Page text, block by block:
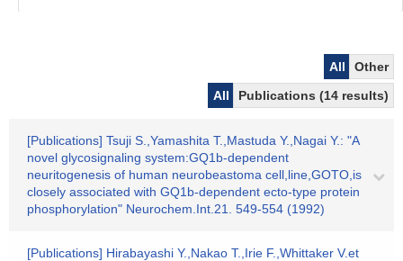
All
Other
All
Publications (14 results)
[Publications] Tsuji S.,Yamashita T.,Mastuda Y.,Nagai Y.: "A
novel glycosignaling system:GQ1b-dependent
neuritogenesis of human neurobeastoma cell,line,GOTO,is
closely associated with GQ1b-dependent ecto-type protein
phosphorylation" Neurochem.Int.21. 549-554 (1992)
[Publications] Hirabayashi Y.,Nakao T.,Irie F.,Whittaker V.et